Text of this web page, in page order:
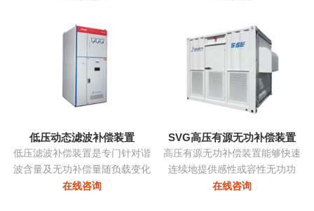
分和无源部分均由同一控制器控
制。无源部分包括多组单调谐支
路，主要动态调节无功并抑制特
征次谐波电流。有源滤波模块动
偿...
合，组装维护极为方便且可以进
行随意的扩展，性价比非常高...
低压动态滤波补偿装置
低压滤波补偿装置是专门针对谐
波含量及无功补偿量随负载变化
的负载而设计，该装置根据负载
在线咨询
SVG高压有源无功补偿装置
高压有源无功补偿装置能够快速
连续地提供感性或容性无功功
率，实现考核点的恒定无功、恒
在线咨询